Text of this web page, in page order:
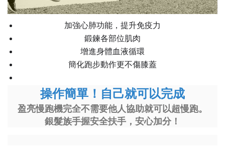
加強心肺功能，提升免疫力
鍛鍊各部位肌肉
增進身體血液循環
簡化跑步動作更不傷膝蓋
操作簡單！自己就可以完成
盈亮慢跑機完全不需要他人協助就可以超慢跑。
銀髮族手握安全扶手，安心加分！